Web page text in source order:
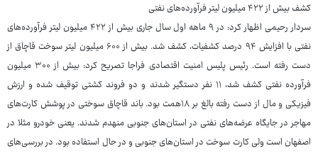
کشف بیش از ۴۲۲ میلیون لیتر فرآورده‌های نفتی
سردار رحیمی اظهار کرد: در ۹ ماهه اول سال جاری بیش از ۴۲۲ میلیون لیتر فرآورده‌های
نفتی با افزایش ۹۴ درصد کشفیات، کشف شد. بیش از ۶۰۰ میلیون لیتر سوخت قاچاق از
دست رفته است. رئیس پلیس امنیت اقتصادی فراجا تصریح کرد: بیش از ۳۰۰ میلیون
فرآورده نفتی کشف شد، ۱۱ نفر دستگیر شدند و دو فروند کشتی توقیف شده و ارزش
فیزیکی و مال از دست رفته بالغ بر ۱۸همت بود. باند قاچاق سوختی در پوشش کارت‌های
مهاجر در جایگاه عرضه‌های نفتی در استان‌های جنوبی منهدم شدند. یعنی خودرو مثلا در
اصفهان است ولی کارت سوخت در استان‌های جنوبی و در حال استفاده بود. در بررسی‌های